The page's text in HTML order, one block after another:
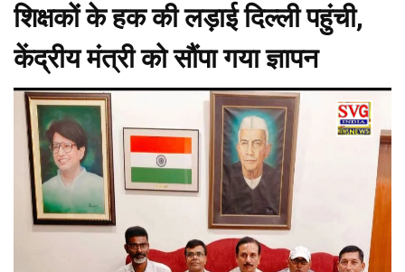
शिक्षकों के हक की लड़ाई दिल्ली पहुंची,
केंद्रीय मंत्री को सौंपा गया ज्ञापन